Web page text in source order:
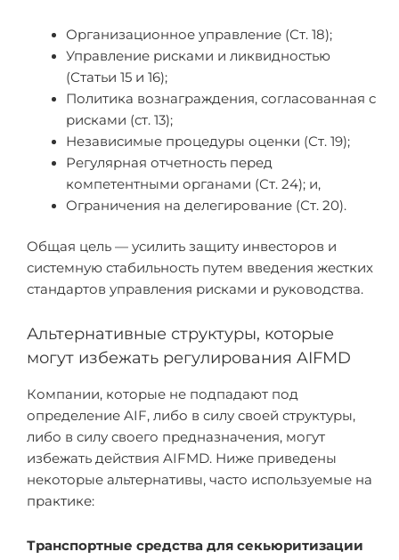
Организационное управление (Ст. 18);
Управление рисками и ликвидностью
(Статьи 15 и 16);
Политика вознаграждения, согласованная с
рисками (ст. 13);
Независимые процедуры оценки (Ст. 19);
Регулярная отчетность перед
компетентными органами (Ст. 24); и,
Ограничения на делегирование (Ст. 20).
Общая цель — усилить защиту инвесторов и
системную стабильность путем введения жестких
стандартов управления рисками и руководства.
Альтернативные структуры, которые
могут избежать регулирования AIFMD
Компании, которые не подпадают под
определение AIF, либо в силу своей структуры,
либо в силу своего предназначения, могут
избежать действия AIFMD. Ниже приведены
некоторые альтернативы, часто используемые на
практике:
Транспортные средства для секьюритизации